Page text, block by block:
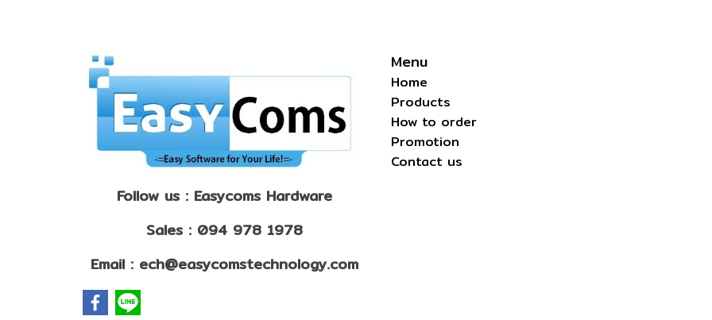
Follow us : Easycoms Hardware
Sales : 094 978 1978
Email : ech@easycomstechnology.com
Menu
Home
Products
How to order
Promotion
Contact us